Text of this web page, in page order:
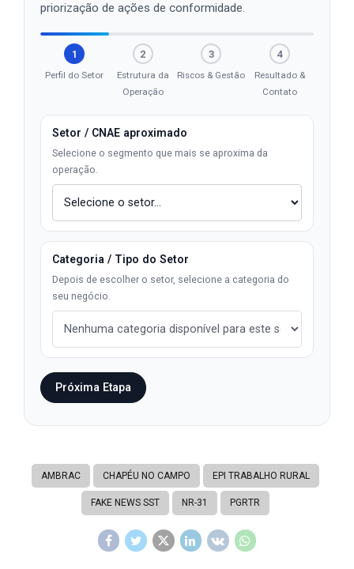
priorização de ações de conformidade.
1
Perfil do Setor
2
Estrutura da
Operação
3
Riscos & Gestão
4
Resultado &
Contato
Setor / CNAE aproximado
Selecione o segmento que mais se aproxima da
operação.
Categoria / Tipo do Setor
Depois de escolher o setor, selecione a categoria do
seu negócio.
Próxima Etapa
AMBRAC CHAPÉU NO CAMPO EPI TRABALHO RURAL
FAKE NEWS SST NR-31 PGRTR